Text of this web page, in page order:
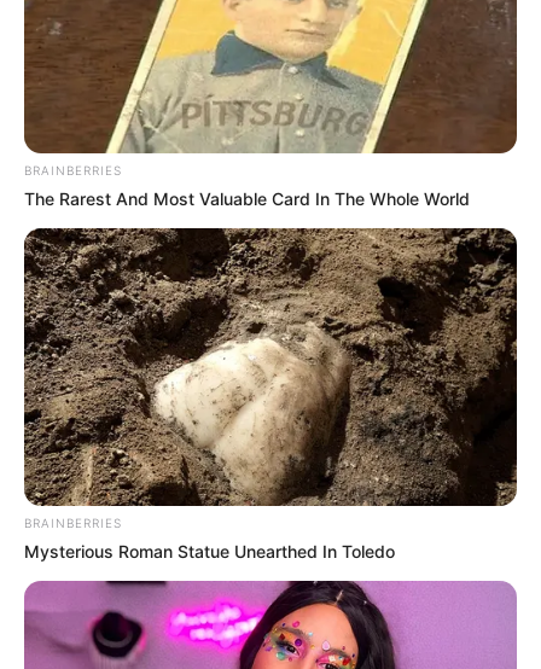
politikus szerint Magyar Péter a Diákhitel Központ
vezetőjeként olyan szerződéseket írt alá, amelyek
1,1 milliárd forint értékben túlárazottak lehettek.
A feljelentés Balásy Gyula cégeivel kötött
szerződések miatt született
Budai Gyula pénteki Facebook-bejegyzésében azt
írta: „Magyar Péter büntetőjogi értelemben
minimum hűtlen kezelés bűncselekményét követte
el azzal, hogy a Diákhitel Központ vezetőjeként
túlárazott szerződéseket írt alá 1,1 milliárd forint
értékben Balásy Gyula cégeivel”.
BRAINBERRIES
The Rarest And Most Valuable Card In The Whole World
BRAINBERRIES
Mysterious Roman Statue Unearthed In Toledo